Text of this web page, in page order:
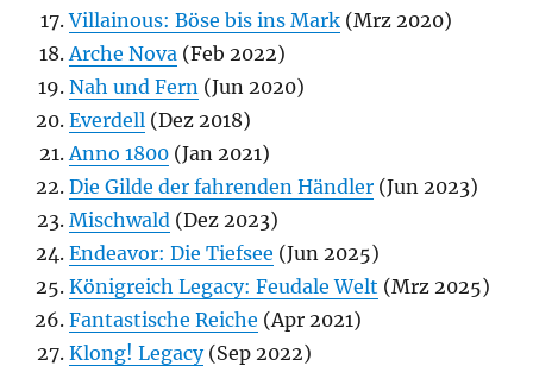
Villainous: Böse bis ins Mark (Mrz 2020)
Arche Nova (Feb 2022)
Nah und Fern (Jun 2020)
Everdell (Dez 2018)
Anno 1800 (Jan 2021)
Die Gilde der fahrenden Händler (Jun 2023)
Mischwald (Dez 2023)
Endeavor: Die Tiefsee (Jun 2025)
Königreich Legacy: Feudale Welt (Mrz 2025)
Fantastische Reiche (Apr 2021)
Klong! Legacy(Sep 2022)